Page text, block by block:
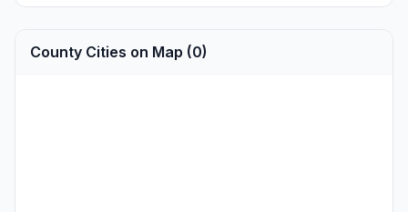
County Cities on Map (0)